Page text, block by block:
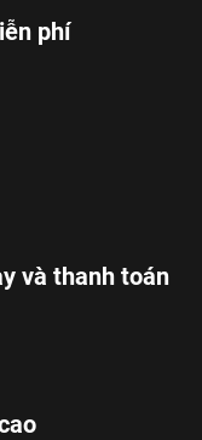
phí
và thanh toán